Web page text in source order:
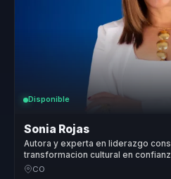
Disponible
Sonia Rojas
Autora y experta en liderazgo
transformacion cultural en
para equipos.
CO